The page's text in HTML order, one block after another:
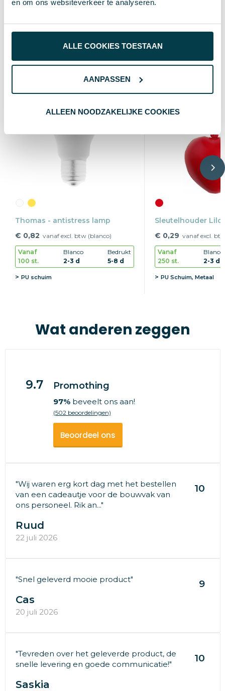
en om ons websiteverkeer te analyseren.
ALLE COOKIES TOESTAAN
AANPASSEN
ALLEEN NOODZAKELIJKE COOKIES
Lengte 7.7 cm
Wat anderen bekijken
Thomas - antistress lamp
€ 0,82 vanaf excl. btw (blanco)
Vanaf
100 st.
Blanco
2-3 d
Bedrukt
5-8 d
PU schuim
Sleutelhouder
€ 0,29 vanaf excl.
Vanaf
250 st.
Blanco
2-3 d
PU Schuim, Metaal
Wat anderen zeggen
9.7 Promothing
97%beveelt ons aan!
(502 beoordelingen)
Beoordeel ons
"Wij waren erg kort dag met het bestellen
van een cadeautje voor de bouwvak van
ons personeel. Rik an..."
10
Ruud
22 juli 2026
"Snel geleverd mooie product" 9
Cas
20 juli 2026
"Tevreden over het geleverde product, de
snelle levering en goede communicatie!"
10
Saskia